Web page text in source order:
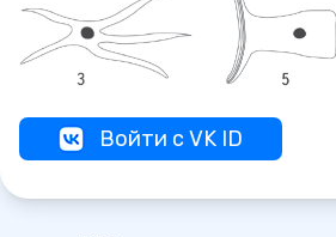
Войти с VK ID